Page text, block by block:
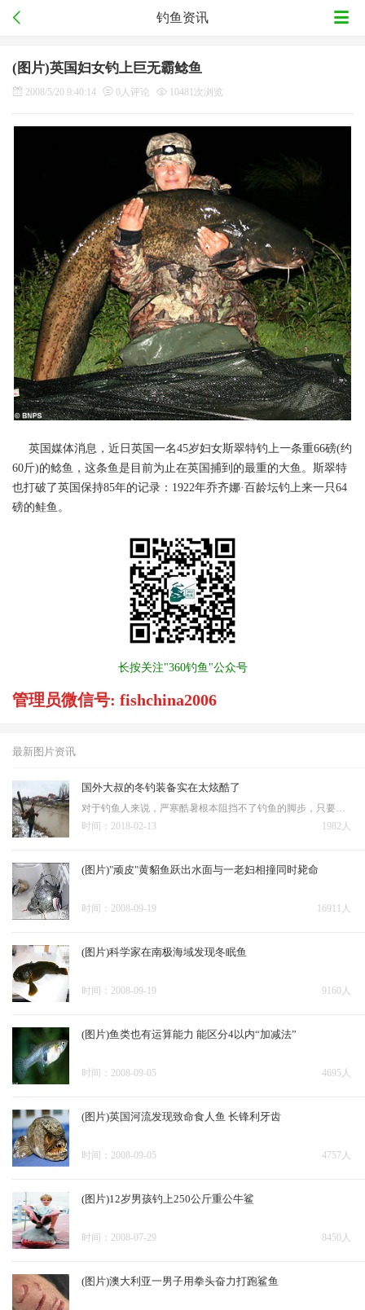
钓鱼资讯
(图片)英国妇女钓上巨无霸鲶鱼
2008/5/20 9:40:14 0人评论 10481次浏览
英国媒体消息，近日英国一名45岁妇女斯翠特钓上一条重66磅(约
60斤)的鲶鱼，这条鱼是目前为止在英国捕到的最重的大鱼。斯翠特
也打破了英国保持85年的记录：1922年乔齐娜·百龄坛钓上来一只64
磅的鲑鱼。
长按关注"360钓鱼"公众号
管理员微信号: fishchina2006
最新图片资讯
国外大叔的冬钓装备实在太炫酷了
对于钓鱼人来说，严寒酷暑根本阻挡不了钓鱼的脚步，只要手里有竿、水里有鱼，不管是火热的太阳还是呼啸的寒风，都可以无视。不过精神上虽然国内的钓友不比国外的钓友差，但是装备上，国内的钓友似乎就有些落后了！说到这里可能就有不少的钓友不服气了，怎么说咱们国家现在…
1982人
时间：2018-02-13
(图片)"顽皮"黄貂鱼跃出水面与一老妇相撞同时毙命
16911人
时间：2008-09-19
(图片)科学家在南极海域发现冬眠鱼
9160人
时间：2008-09-19
(图片)鱼类也有运算能力 能区分4以内“加减法”
4695人
时间：2008-09-05
(图片)英国河流发现致命食人鱼 长锋利牙齿
4757人
时间：2008-09-05
(图片)12岁男孩钓上250公斤重公牛鲨
8450人
时间：2008-07-29
(图片)澳大利亚一男子用拳头奋力打跑鲨鱼